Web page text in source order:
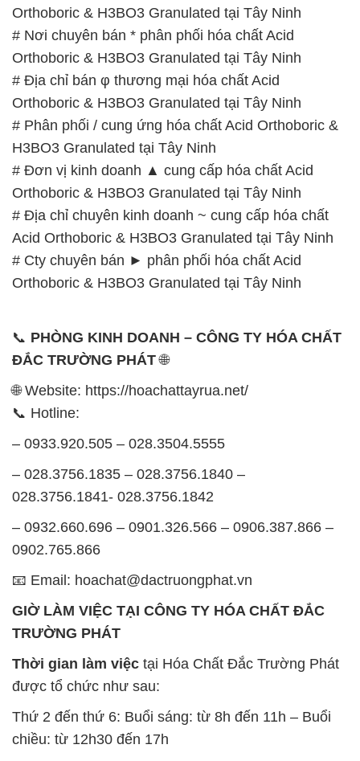
Orthoboric & H3BO3 Granulated tại Tây Ninh
# Nơi chuyên bán * phân phối hóa chất Acid
Orthoboric & H3BO3 Granulated tại Tây Ninh
# Địa chỉ bán φ thương mại hóa chất Acid
Orthoboric & H3BO3 Granulated tại Tây Ninh
# Phân phối / cung ứng hóa chất Acid Orthoboric &
H3BO3 Granulated tại Tây Ninh
# Đơn vị kinh doanh ▲ cung cấp hóa chất Acid
Orthoboric & H3BO3 Granulated tại Tây Ninh
# Địa chỉ chuyên kinh doanh ~ cung cấp hóa chất
Acid Orthoboric & H3BO3 Granulated tại Tây Ninh
# Cty chuyên bán ► phân phối hóa chất Acid
Orthoboric & H3BO3 Granulated tại Tây Ninh
📞 PHÒNG KINH DOANH – CÔNG TY HÓA CHẤT
ĐẮC TRƯỜNG PHÁT🌐
🌐 Website: https://hoachattayrua.net/
📞 Hotline:
– 0933.920.505 – 028.3504.5555
– 028.3756.1835 – 028.3756.1840 –
028.3756.1841- 028.3756.1842
– 0932.660.696 – 0901.326.566 – 0906.387.866 –
0902.765.866
📧 Email: hoachat@dactruongphat.vn
GIỜ LÀM VIỆC TẠI CÔNG TY HÓA CHẤT ĐẮC
TRƯỜNG PHÁT
Thời gian làm việc tại Hóa Chất Đắc Trường Phát
được tổ chức như sau:
Thứ 2 đến thứ 6: Buổi sáng: từ 8h đến 11h – Buổi
chiều: từ 12h30 đến 17h